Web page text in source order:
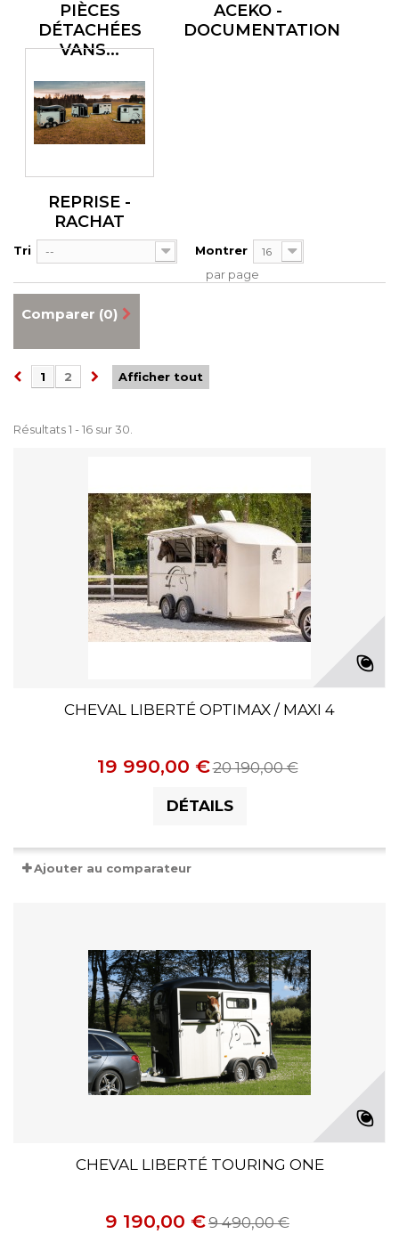
PIÈCES
DÉTACHÉES
VANS...
ACEKO -
DOCUMENTATION
REPRISE -
RACHAT
Tri -- Montrer 16
par page
Comparer (0)
Afficher tout
1 2
Résultats 1 - 16 sur 30.
CHEVAL LIBERTÉ OPTIMAX / MAXI 4
19 990,00 €20 190,00 €
DÉTAILS
Ajouter au comparateur
CHEVAL LIBERTÉ TOURING ONE
9 190,00 €9 490,00 €